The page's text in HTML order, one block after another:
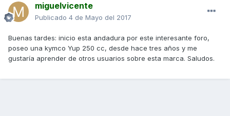
miguelvicente
Publicado 4 de Mayo del 2017
Buenas tardes: inicio esta andadura por este interesante foro,
poseo una kymco Yup 250 cc, desde hace tres años y me
gustaría aprender de otros usuarios sobre esta marca. Saludos.